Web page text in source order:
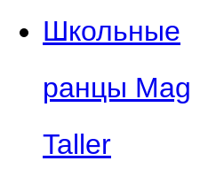
Школьные
ранцы Mag
Taller